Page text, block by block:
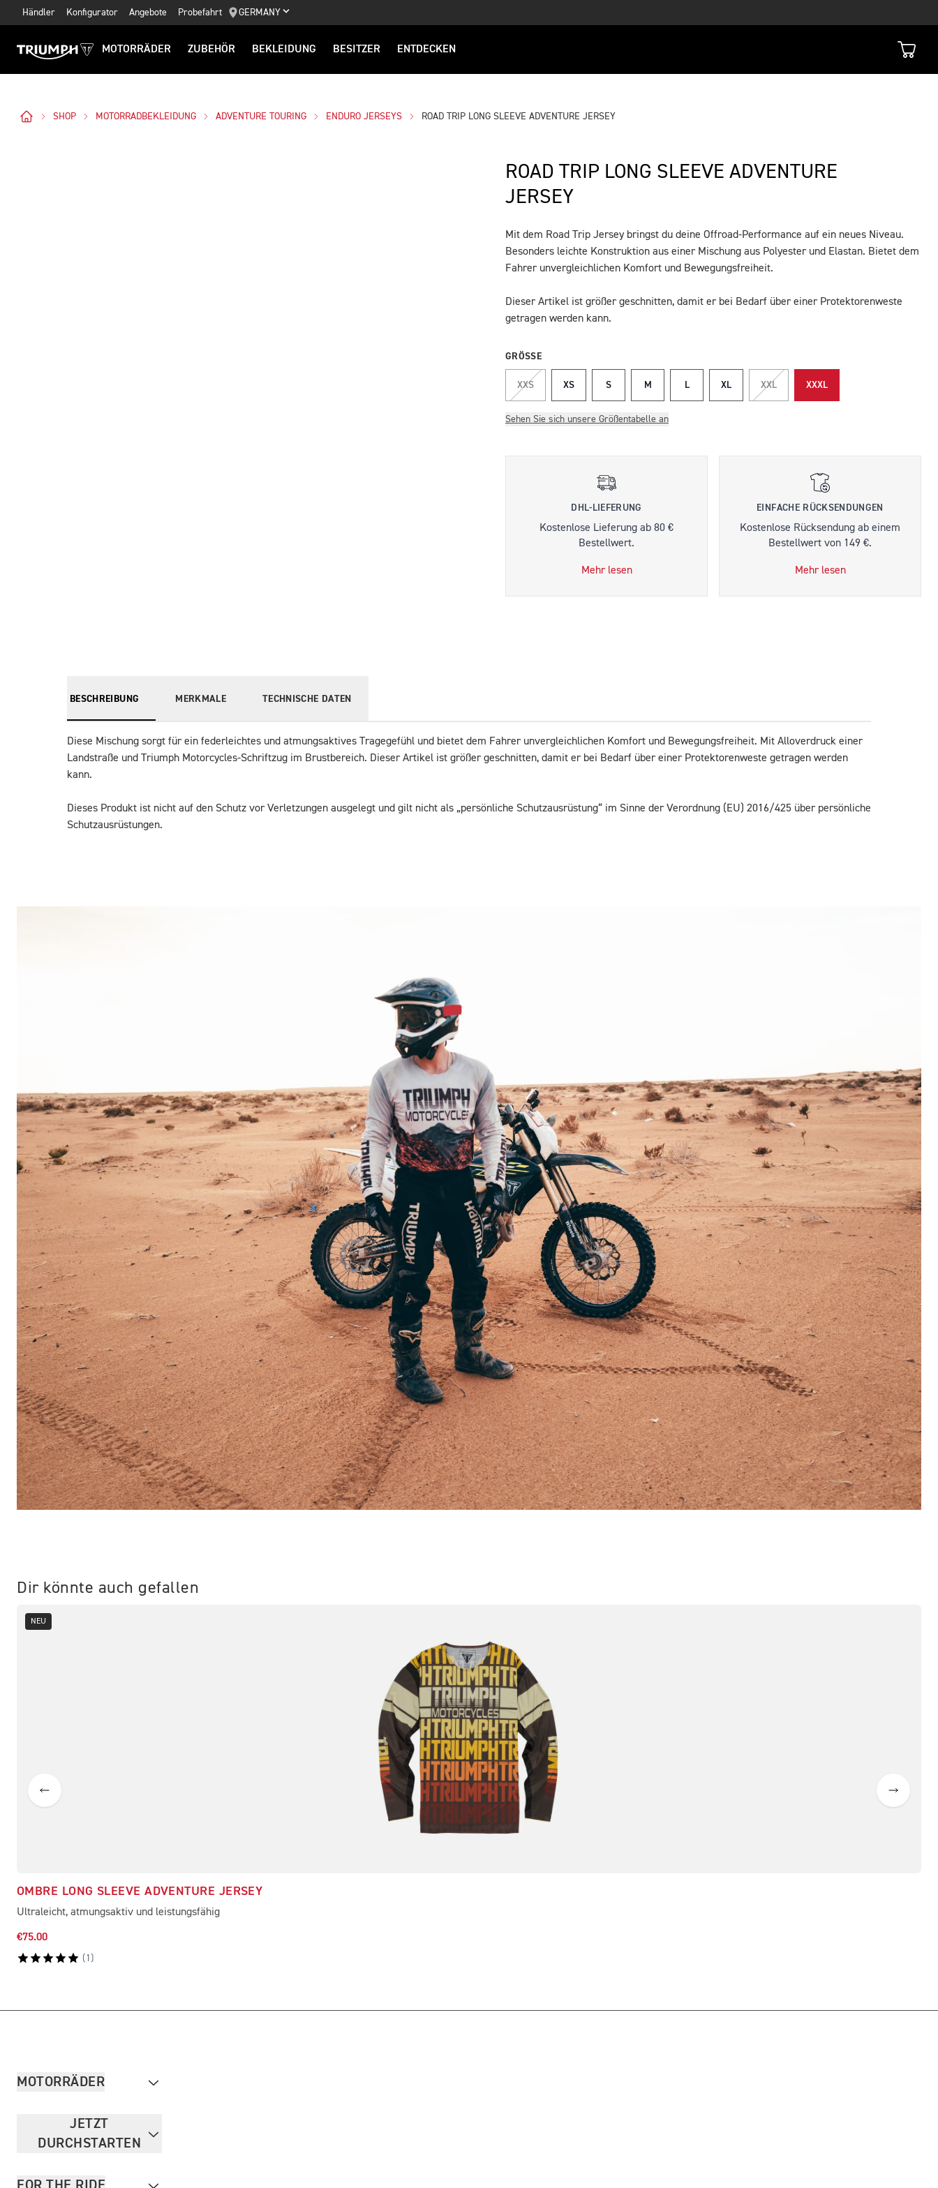
Händler Konfigurator Angebote Probefahrt GERMANY
MOTORRÄDER ZUBEHÖR BEKLEIDUNG BESITZER ENTDECKEN
SHOP MOTORRADBEKLEIDUNG ADVENTURE TOURING ENDURO JERSEYS ROAD TRIP LONG SLEEVE ADVENTURE JERSEY
ROAD TRIP LONG SLEEVE ADVENTURE
JERSEY
BESCHREIBUNG
Mit dem Road Trip Jersey bringst du deine Offroad-Performance auf ein neues Niveau.
Besonders leichte Konstruktion aus einer Mischung aus Polyester und Elastan. Bietet dem
Fahrer unvergleichlichen Komfort und Bewegungsfreiheit.
Dieser Artikel ist größer geschnitten, damit er bei Bedarf über einer Protektorenweste
getragen werden kann.
GRÖSSE
XXS XS S M L XL XXL XXXL
Sehen Sie sich unsere Größentabelle an
DHL-LIEFERUNG
Kostenlose Lieferung ab 80 €
Bestellwert.
Mehr lesen
EINFACHE RÜCKSENDUNGEN
Kostenlose Rücksendung ab einem
Bestellwert von 149 €.
Mehr lesen
BESCHREIBUNG MERKMALE TECHNISCHE DATEN
Diese Mischung sorgt für ein federleichtes und atmungsaktives Tragegefühl und bietet dem Fahrer unvergleichlichen Komfort und Bewegungsfreiheit. Mit Alloverdruck einer
Landstraße und Triumph Motorcycles-Schriftzug im Brustbereich. Dieser Artikel ist größer geschnitten, damit er bei Bedarf über einer Protektorenweste getragen werden
kann.
Dieses Produkt ist nicht auf den Schutz vor Verletzungen ausgelegt und gilt nicht als „persönliche Schutzausrüstung“ im Sinne der Verordnung (EU) 2016/425 über persönliche
Schutzausrüstungen.
Dir könnte auch gefallen
NEU
OMBRE LONG SLEEVE ADVENTURE JERSEY
Ultraleicht, atmungsaktiv und leistungsfähig
€75.00
( 1 )
MOTORRÄDER
JETZT
DURCHSTARTEN
FOR THE RIDE